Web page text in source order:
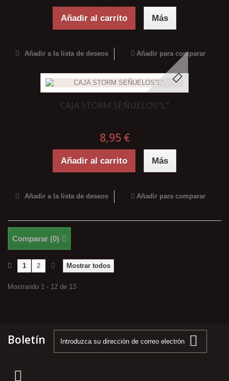
Añadir al carrito Más
Añadir a la lista de deseos Añadir para comparar
CAJA STORM SEÑUELOS"L"
8,95 €
Añadir al carrito Más
Añadir a la lista de deseos Añadir para comparar
Comparar (0)
Mostrar todos
1 2
Mostrando 1 - 12 de 13
Boletín